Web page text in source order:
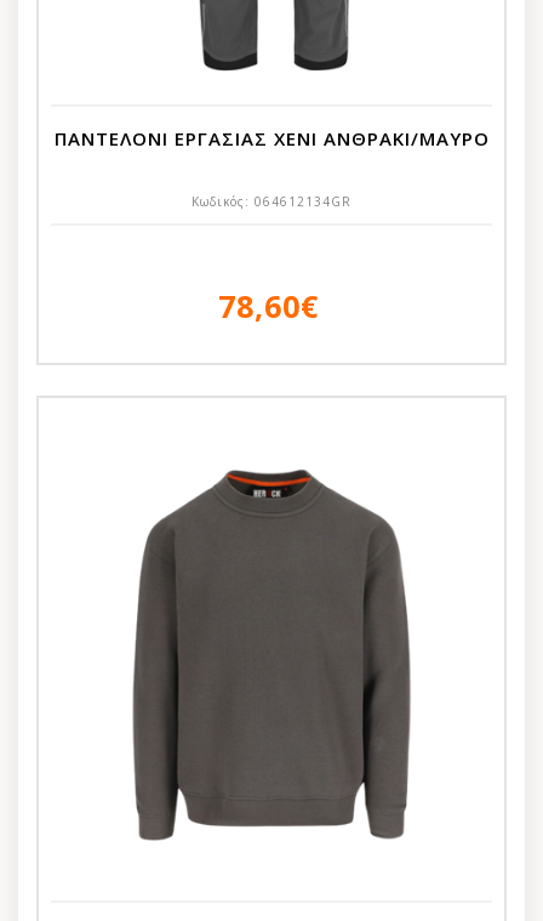
ΠΑΝΤΕΛΟΝΙ ΕΡΓΑΣΙΑΣ XENI ΑΝΘΡΑΚΙ/ΜΑΥΡΟ
Κωδικός: 064612134GR
78,60€